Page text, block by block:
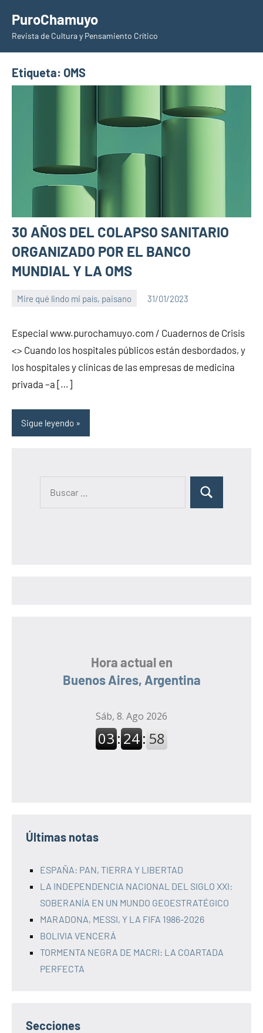
contenido
PuroChamuyo
Revista de Cultura y Pensamiento Crítico
Etiqueta: OMS
30 AÑOS DEL COLAPSO SANITARIO
ORGANIZADO POR EL BANCO
MUNDIAL Y LA OMS
Mire qué lindo mi país, paisano 31/01/2023
PuroChamuyo
Especial www.purochamuyo.com / Cuadernos de Crisis
<> Cuando los hospitales públicos están desbordados, y
los hospitales y clínicas de las empresas de medicina
privada –a […]
Sigue leyendo
B
Hora actual en
Buenos Aires, Argentina
Últimas notas
ESPAÑA: PAN, TIERRA Y LIBERTAD
LA INDEPENDENCIA NACIONAL DEL SIGLO XXI:
SOBERANÍA EN UN MUNDO GEOESTRATÉGICO
MARADONA, MESSI, Y LA FIFA 1986-2026
BOLIVIA VENCERÁ
TORMENTA NEGRA DE MACRI: LA COARTADA
PERFECTA
Secciones